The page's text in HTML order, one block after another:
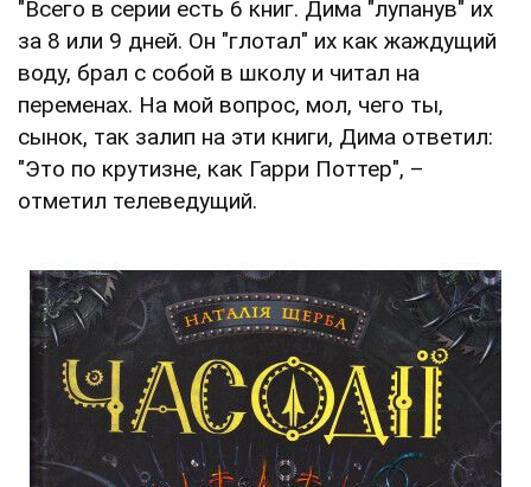
"Всего в серии есть 6 книг. Дима "лупанув" их
за 8 или 9 дней. Он "глотал" их как жаждущий
воду, брал с собой в школу и читал на
переменах. На мой вопрос, мол, чего ты,
сынок, так залип на эти книги, Дима ответил:
"Это по крутизне, как Гарри Поттер", –
отметил телеведущий.